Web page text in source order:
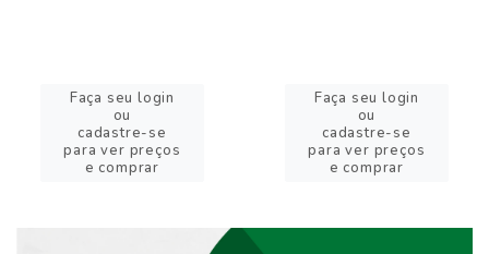
Faça seu login
ou
cadastre-se
para ver preços
e comprar
Faça seu login
ou
cadastre-se
para ver preços
e comprar